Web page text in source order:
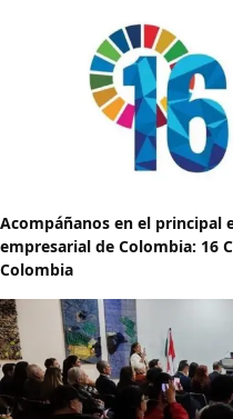
Acompáñanos en el principal
empresarial de Colombia: 16
Colombia